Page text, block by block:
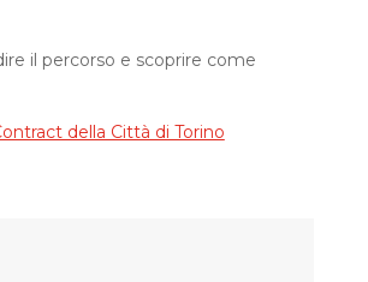
il percorso e scoprire come
della Città di Torino